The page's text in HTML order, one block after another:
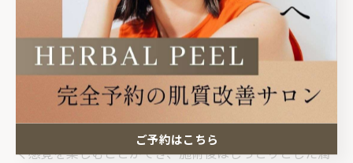
い角質を優しく取り除きます。栃木県で提供されるこの
エステは、肌に刺激を与えずに新しい肌の再生を促しま
す。施術はまず、ハーブのペーストを肌に塗布し、その
後マッサージを行い、活性成分を浸透させます。このプ
ロセスは剥離がなく、敏感肌の方でも安心して受けられ
ます。ハーブの香りに包まれながら、肌が再生されてい
く感覚を楽しむことができ、施術後はしっとりとした潤
ご予約はこちら